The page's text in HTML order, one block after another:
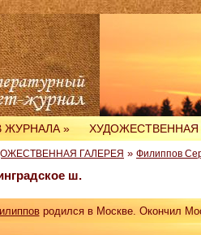
ЖУРНАЛА » ХУДОЖЕСТВЕННАЯ
ГАЛЕРЕЯ » Филиппов
ш.
родился в Москве. Окончил